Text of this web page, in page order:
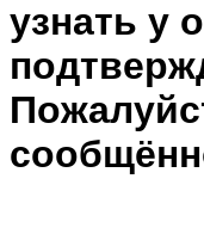
узнать у